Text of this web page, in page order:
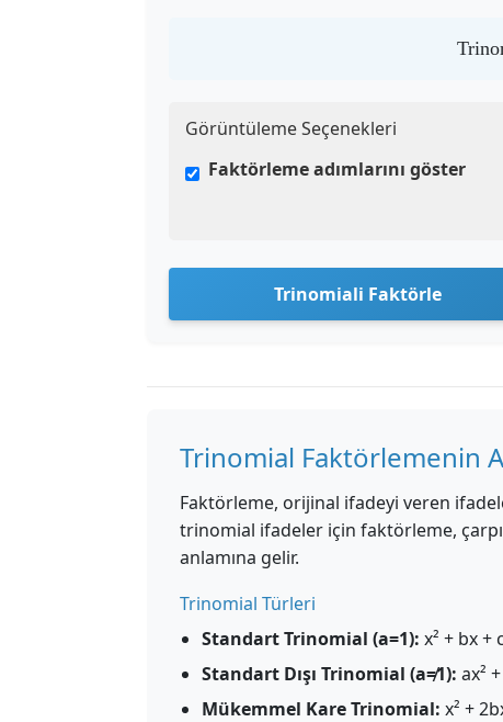
Görüntüleme Seçenekleri
Faktörleme adımlarını göster
Trinomiali Faktörle
Trinomial Faktörlemenin
Faktörleme, orijinal ifadeyi veren
trinomial ifadeler için faktörleme,
anlamına gelir.
Trinomial Türleri
Standart Trinomial (a=1): x² + bx + c
Standart Dışı Trinomial (a≠1): ax²
Mükemmel Kare Trinomial: x² +